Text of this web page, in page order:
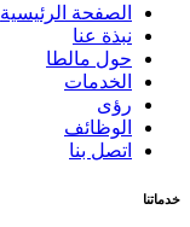
الصفحة الرئيسية
نبذة عنا
حول مالطا
الخدمات
رؤى
الوظائف
اتصل بنا
خدماتنا